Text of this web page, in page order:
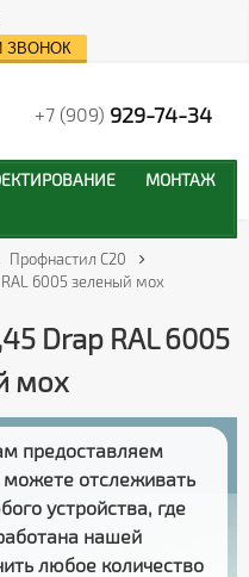
Профнастил С20
6005 зеленый мох
Drap RAL 6005
мох
предоставляем
можете отслеживать
устройства, где
нашей
любое количество
ЗВОНОК
+7 (909) 929-74-34
МОНТАЖ